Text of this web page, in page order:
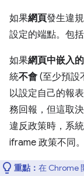
如果網頁發生違
設定的端點。包
如果網頁中嵌入
統不會 (至少預設
以設定自己的報
務回報，但這取
違反政策時，系
iframe 政策不同。
重點： 在 Chrome